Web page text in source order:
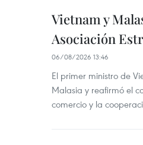
Vietnam y
Asociación
06/08/2026 13:46
El primer ministro de
Malasia y reafirmó el
comercio y la